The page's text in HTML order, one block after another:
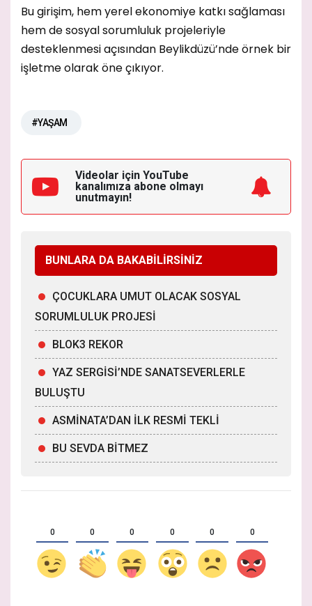
Bu girişim, hem yerel ekonomiye katkı sağlaması
hem de sosyal sorumluluk projeleriyle
desteklenmesi açısından Beylikdüzü’nde örnek bir
işletme olarak öne çıkıyor.
#YAŞAM
Videolar için YouTube
kanalımıza abone olmayı
unutmayın!
BUNLARA DA BAKABİLİRSİNİZ
ÇOCUKLARA UMUT OLACAK SOSYAL
SORUMLULUK PROJESİ
BLOK3 REKOR
YAZ SERGİSİ’NDE SANATSEVERLERLE
BULUŞTU
ASMİNATA’DAN İLK RESMİ TEKLİ
BU SEVDA BİTMEZ
0 0 0 0 0 0